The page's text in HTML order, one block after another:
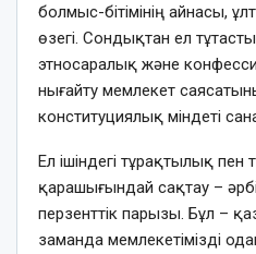
болмыс-бітімінің айнасы,
өзегі. Сондықтан ел
этносаралық және
нығайту мемлекет
конституциялық міндеті
Ел ішіндегі тұрақтылық
қарашығындай сақтау –
перзенттік парызы. Бұл –
заманда мемлекетімізді